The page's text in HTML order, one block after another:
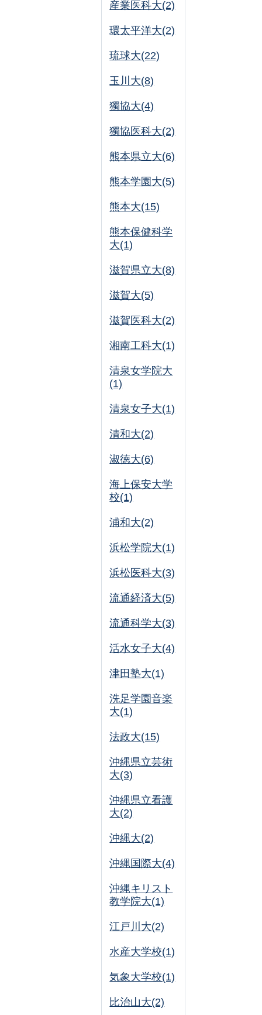
産業医科大(2)
環太平洋大(2)
琉球大(22)
玉川大(8)
獨協大(4)
獨協医科大(2)
熊本県立大(6)
熊本学園大(5)
熊本大(15)
熊本保健科学
大(1)
滋賀県立大(8)
滋賀大(5)
滋賀医科大(2)
湘南工科大(1)
清泉女学院大
(1)
清泉女子大(1)
清和大(2)
淑徳大(6)
海上保安大学
校(1)
浦和大(2)
浜松学院大(1)
浜松医科大(3)
流通経済大(5)
流通科学大(3)
活水女子大(4)
津田塾大(1)
洗足学園音楽
大(1)
法政大(15)
沖縄県立芸術
大(3)
沖縄県立看護
大(2)
沖縄大(2)
沖縄国際大(4)
沖縄キリスト
教学院大(1)
江戸川大(2)
水産大学校(1)
気象大学校(1)
比治山大(2)